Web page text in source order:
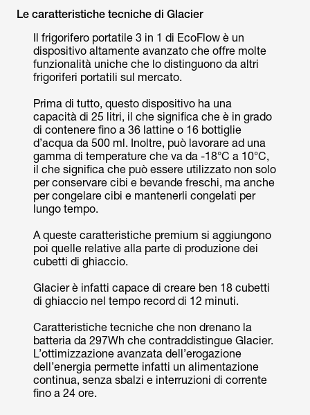
Le caratteristiche tecniche di Glacier
Il frigorifero portatile 3 in 1 di EcoFlow è un
dispositivo altamente avanzato che offre molte
funzionalità uniche che lo distinguono da altri
frigoriferi portatili sul mercato.
Prima di tutto, questo dispositivo ha una
capacità di 25 litri, il che significa che è in grado
di contenere fino a 36 lattine o 16 bottiglie
d’acqua da 500 ml. Inoltre, può lavorare ad una
gamma di temperature che va da -18°C a 10°C,
il che significa che può essere utilizzato non solo
per conservare cibi e bevande freschi, ma anche
per congelare cibi e mantenerli congelati per
lungo tempo.
A queste caratteristiche premium si aggiungono
poi quelle relative alla parte di produzione dei
cubetti di ghiaccio.
Glacier è infatti capace di creare ben 18 cubetti
di ghiaccio nel tempo record di 12 minuti.
Caratteristiche tecniche che non drenano la
batteria da 297Wh che contraddistingue Glacier.
L’ottimizzazione avanzata dell’erogazione
dell’energia permette infatti un alimentazione
continua, senza sbalzi e interruzioni di corrente
fino a 24 ore.